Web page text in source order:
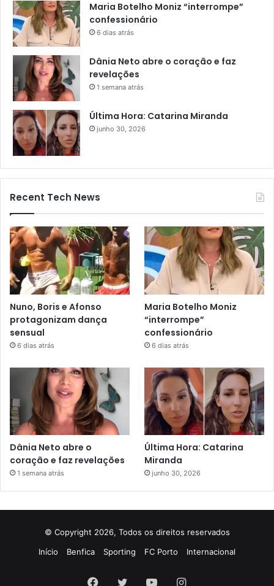
Maria Botelho Moniz “interrompe”
confessionário
6 dias atrás
Dânia Neto abre o coração e faz
revelações
1 semana atrás
Última Hora: Catarina Miranda
junho 30, 2026
Recent Tech News
Nuno, Boris e Afonso
protagonizam dança
sensual
6 dias atrás
Maria Botelho Moniz
“interrompe”
confessionário
6 dias atrás
Dânia Neto abre o
coração e faz revelações
1 semana atrás
Última Hora: Catarina
Miranda
junho 30, 2026
© Copyright 2026, Todos os direitos reservados
Início
Benfica Sporting FC Porto Internacional
Facebook
TwitterYouTubeInstagram